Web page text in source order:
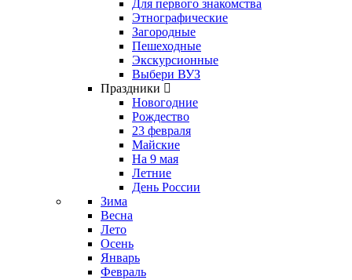
Для первого знакомства
Этнографические
Загородные
Пешеходные
Экскурсионные
Выбери ВУЗ
Праздники
Новогодние
Рождество
23 февраля
Майские
На 9 мая
Летние
День России
Зима
Весна
Лето
Осень
Январь
Февраль